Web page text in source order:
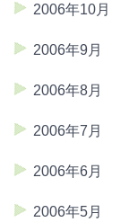
2006年10月
2006年9月
2006年8月
2006年7月
2006年6月
2006年5月